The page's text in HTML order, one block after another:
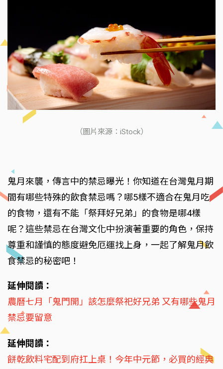
（圖片來源：iStock）
鬼月來襲，傳言中的禁忌曝光！你知道在台灣鬼月期
間有哪些特殊的飲食禁忌嗎？哪5樣不適合在鬼月吃
的食物，還有不能「祭拜好兄弟」的食物是哪4樣
呢？這些禁忌在台灣文化中扮演著重要的角色，保持
尊重和謹慎的態度避免厄運找上身，一起了解鬼月飲
食禁忌的秘密吧！
延伸閱讀：
農曆七月「鬼門開」該怎麼祭祀好兄弟 又有哪些鬼月
禁忌要留意
延伸閱讀：
餅乾飲料宅配到府扛上桌！今年中元節，必買的經典